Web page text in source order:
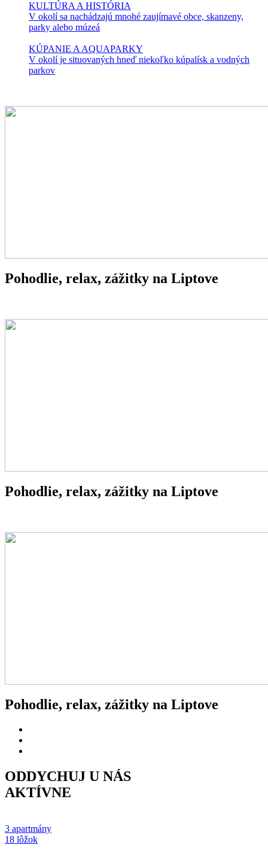
KULTÚRA A HISTÓRIA
V okolí sa nachádzajú mnohé zaujímavé obce, skanzeny,
parky alebo múzeá
KÚPANIE A AQUAPARKY
V okolí je situovaných hneď niekoľko kúpalísk a vodných
parkov
Pohodlie, relax, zážitky na Liptove
Pohodlie, relax, zážitky na Liptove
Pohodlie, relax, zážitky na Liptove
ODDYCHUJ U NÁS
AKTÍVNE
3 apartmány
18 lôžok